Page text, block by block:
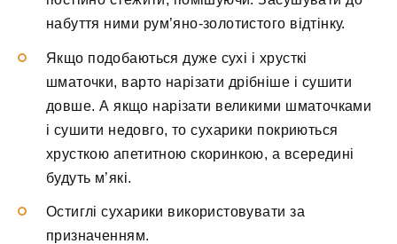
набуття ними рум’яно-золотистого відтінку.
Якщо подобаються дуже сухі і хрусткі
шматочки, варто нарізати дрібніше і сушити
довше. А якщо нарізати великими шматочками
і сушити недовго, то сухарики покриються
хрусткою апетитною скоринкою, а всередині
будуть м’які.
Остиглі сухарики використовувати за
призначенням.